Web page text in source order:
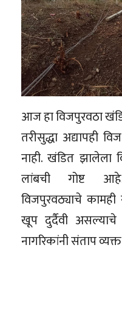
आज हा विजपुरवठा
तरीसुद्धा अद्यापही
नाही. खंडित
लांबची गोष्ट
विजपुरवठ्याचे
खूप दुर्दैवी असल्याचे
नागरिकांनी संताप